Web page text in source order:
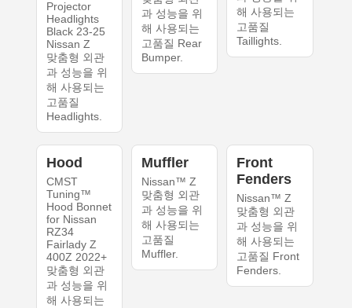
Projector
Headlights
Black 23-25
Nissan Z
맞춤형 외관
과 성능을 위
해 사용되는
고품질
Headlights.
과 성능을 위
해 사용되는
고품질 Rear
Bumper.
해 사용되는
고품질
Taillights.
Hood
CMST
Tuning™
Hood Bonnet
for Nissan
RZ34
Fairlady Z
400Z 2022+
맞춤형 외관
과 성능을 위
해 사용되는
Muffler
Nissan™ Z
맞춤형 외관
과 성능을 위
해 사용되는
고품질
Muffler.
Front
Fenders
Nissan™ Z
맞춤형 외관
과 성능을 위
해 사용되는
고품질 Front
Fenders.